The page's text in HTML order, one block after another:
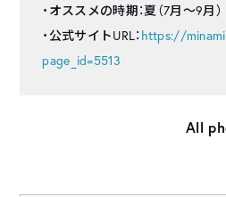
・オススメの時期：夏（7月〜9月）
・公式サイトURL： https://
page_id=5513
All